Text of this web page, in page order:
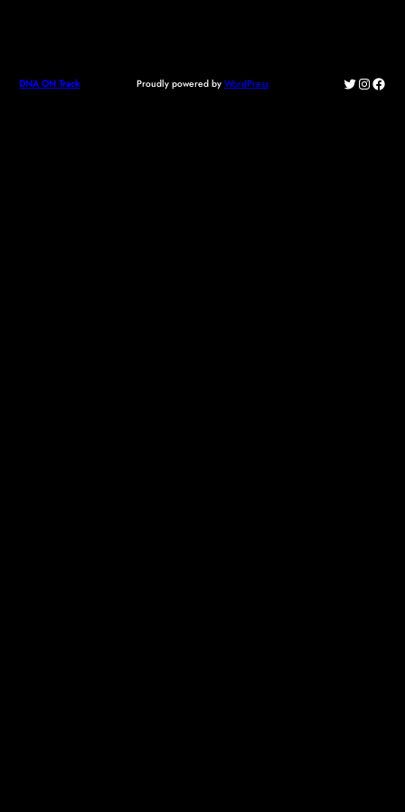
DNA ON Track Proudly powered by WordPress Twitter